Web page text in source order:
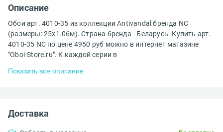
Описание
Обои арт. 4010-35 из коллекции Antivandal бренда NC
(размеры: 25х1.06м). Страна бренда - Беларусь. Купить арт.
4010-35 NC по цене 4950 руб можно в интернет магазине
"Oboi-Store.ru". К каждой серии в
Показать все описание
Доставка